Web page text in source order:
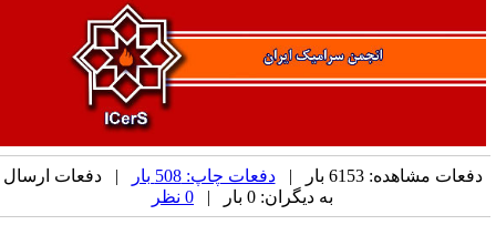
دفعات مشاهده: 6153 بار | دفعات چاپ: 508 بار
| دفعات ارسال
به دیگران: 0 بار |